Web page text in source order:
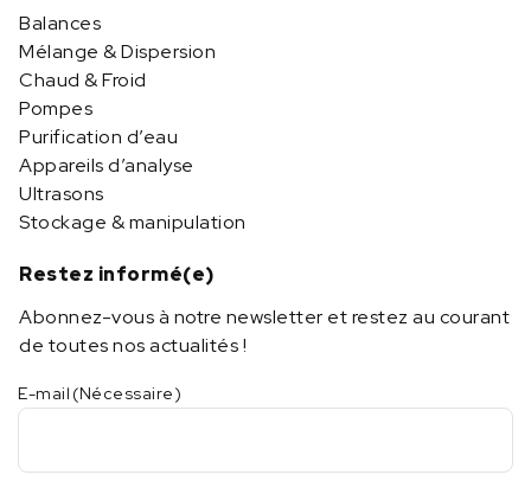
Balances
Mélange & Dispersion
Chaud & Froid
Pompes
Purification d’eau
Appareils d’analyse
Ultrasons
Stockage & manipulation
Restez informé(e)
Abonnez-vous à notre newsletter et restez au courant
de toutes nos actualités !
E-mail (Nécessaire)